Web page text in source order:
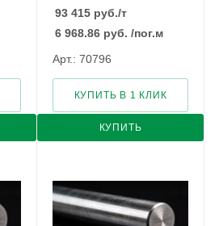
93 415 руб./т
6 968.86 руб. /пог.м
Арт.: 70796
КУПИТЬ
КУПИТЬ В 1 КЛИК